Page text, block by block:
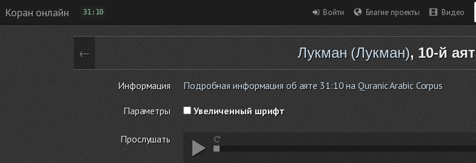
Коран онлайн 31:10 Войти Благие проекты Видео
← Лукман (Лукман), 10-й
Информация Подробная информация об аяте 31:10 на Quranic Arabic Corpus
Параметры Увеличенный шрифт
Прослушать